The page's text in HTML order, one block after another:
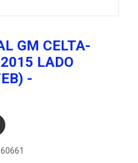
GM CELTA-
LADO
-